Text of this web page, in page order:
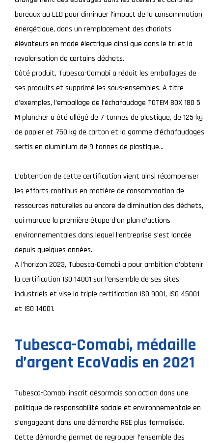
bureaux au LED pour diminuer l’impact de la consommation
énergétique, dans un remplacement des chariots
élévateurs en mode électrique ainsi que dans le tri et la
revalorisation de certains déchets.
Côté produit, Tubesca-Comabi a réduit les emballages de
ses produits et supprimé les sous-ensembles. A titre
d’exemples, l’emballage de l’échafaudage TOTEM BOX 180 5
M plancher a été allégé de 7 tonnes de plastique, de 125 kg
de papier et 750 kg de carton et la gamme d’échafaudages
sertis en aluminium de 9 tonnes de plastique…
L’obtention de cette certification vient ainsi récompenser
les efforts continus en matière de consommation de
ressources naturelles ou encore de diminution des déchets,
qui marque la première étape d’un plan d’actions
environnementales dans lequel l’entreprise s’est lancée
depuis quelques années.
A l’horizon 2023, Tubesca-Comabi a pour ambition d’obtenir
la certification ISO 14001 sur l’ensemble de ses sites
industriels et vise la triple certification ISO 9001, ISO 45001
et ISO 14001.
Tubesca-Comabi, médaille
d’argent EcoVadis en 2021
Tubesca-Comabi inscrit désormais son action dans une
politique de responsabilité sociale et environnementale en
s’engageant dans une démarche RSE plus formalisée.
Cette démarche permet de regrouper l’ensemble des